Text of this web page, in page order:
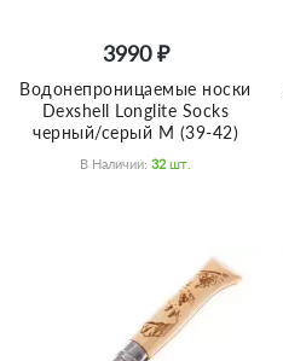
3990 ₽
Водонепроницаемые носки
Dexshell Longlite Socks
черный/серый M (39-42)
В Наличии: 32 Шт.